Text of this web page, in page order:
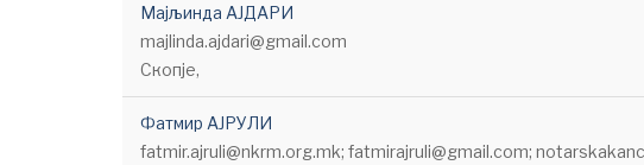
Мајљинда АЈДАРИ
majlinda.ajdari@gmail.com
Скопје,
Фатмир АЈРУЛИ
fatmir.ajruli@nkrm.org.mk; fatmirajruli@gmail.com;